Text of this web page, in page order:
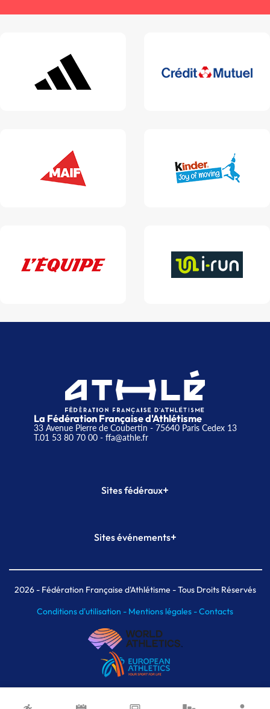
La Fédération Française d'Athlétisme
33 Avenue Pierre de Coubertin - 75640 Paris Cedex 13
T.01 53 80 70 00- ffa@athle.fr
Sites fédéraux+
Plateforme Formation
Sites événements+
Meeting de Paris indoor
MAIF Ekiden de Paris
2026- Fédération Française d'Athlétisme - Tous Droits Réservés
Conditions d'utilisation - Mentions légales -Contacts